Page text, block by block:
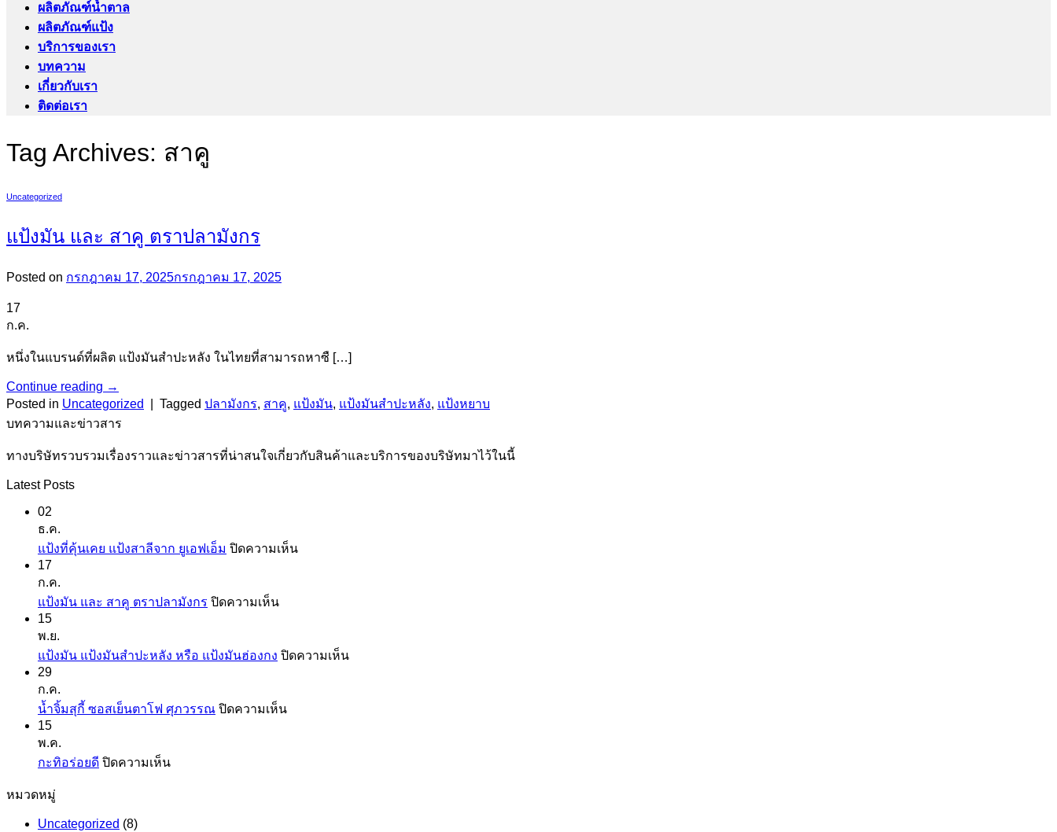
ผลิตภัณฑ์น้ำตาล
ผลิตภัณฑ์แป้ง
บริการของเรา
บทความ
เกี่ยวกับเรา
ติดต่อเรา
Tag Archives: สาคู
Uncategorized
แป้งมัน และ สาคู ตราปลามังกร
Posted on กรกฎาคม 17, 2025กรกฎาคม 17, 2025
17
ก.ค.
หนึ่งในแบรนด์ที่ผลิต แป้งมันสำปะหลัง ในไทยที่สามารถหาซื […]
Continue reading →
Posted in Uncategorized Tagged ปลามังกร, สาคู, แป้งมัน, แป้งมันสำปะหลัง, แป้งหยาบ
บทความและข่าวสาร
ทางบริษัทรวบรวมเรื่องราวและข่าวสารที่น่าสนใจเกี่ยวกับสินค้าและบริการของบริษัทมาไว้ในนี้
Latest Posts
02
ธ.ค.
แป้งที่คุ้นเคย แป้งสาลีจาก ยูเอฟเอ็ม ปิดความเห็นบน
17
ก.ค.
แป้งมัน และ สาคู ตราปลามังกร ปิดความเห็นบน
และ
15
พ.ย.
แป้งมัน แป้งมันสำปะหลัง หรือ แป้งมันฮ่องกง ปิดความเห็นบน
29
ก.ค.
น้ำจิ้มสุกี้ ซอสเย็นตาโฟ ศุภวรรณ ปิดความเห็นบน
15
พ.ค.
กะทิอร่อยดี ปิดความเห็นบน
หมวดหมู่
Uncategorized (8)